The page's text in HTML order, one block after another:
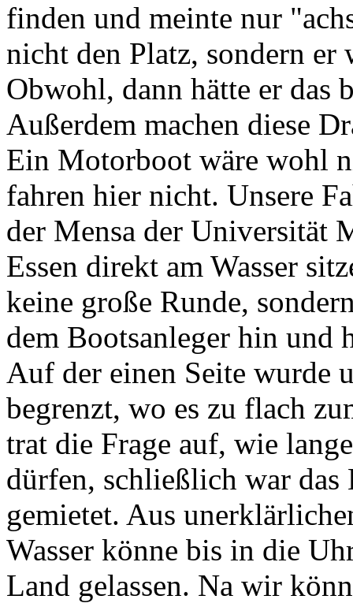
finden und meinte nur
nicht den Platz, sondern
Obwohl, dann hätte er das
Außerdem machen diese
Ein Motorboot wäre wohl
fahren hier nicht. Unsere
der Mensa der Universität
Essen direkt am Wasser
keine große Runde,
dem Bootsanleger hin und
Auf der einen Seite wurde
begrenzt, wo es zu flach
trat die Frage auf, wie
dürfen, schließlich war
gemietet. Aus
Wasser könne bis in die
Land gelassen. Na wir